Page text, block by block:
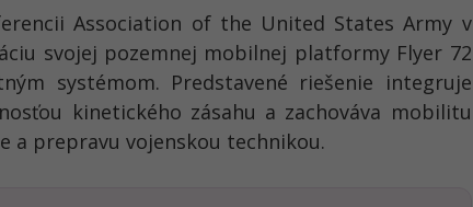
Association of the United States Army v
svojej pozemnej mobilnej platformy Flyer 72
systémom. Predstavené riešenie integruje
kinetického zásahu a zachováva mobilitu
a prepravu vojenskou technikou.